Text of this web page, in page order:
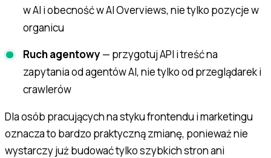
w AI i obecność w AI Overviews, nie tylko pozycje w
organicu
Ruch agentowy — przygotuj API i treść na
zapytania od agentów AI, nie tylko od przeglądarek i
crawlerów
Dla osób pracujących na styku frontendu i marketingu
oznacza to bardzo praktyczną zmianę, ponieważ nie
wystarczy już budować tylko szybkich stron ani